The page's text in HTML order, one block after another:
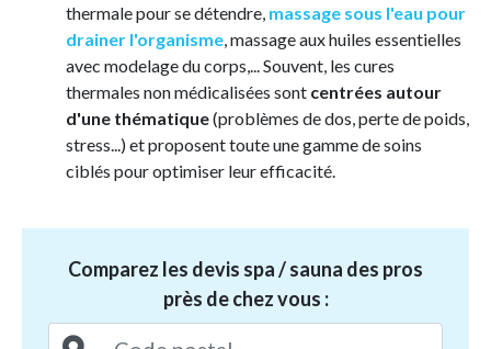
thermale pour se détendre, massage sous l'eau pour
drainer l'organisme, massage aux huiles essentielles
avec modelage du corps,... Souvent, les cures
thermales non médicalisées sont centrées autour
d'une thématique(problèmes de dos, perte de poids,
stress...) et proposent toute une gamme de soins
ciblés pour optimiser leur efficacité.
Comparez les devis spa / sauna des pros
près de chez vous :